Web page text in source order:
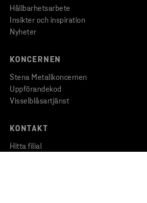
Hållbarhetsarbete
Insikter och inspiration
Nyheter
KONCERNEN
Stena Metallkoncernen
Uppförandekod
Visselblåsartjänst
KONTAKT
Hitta filial